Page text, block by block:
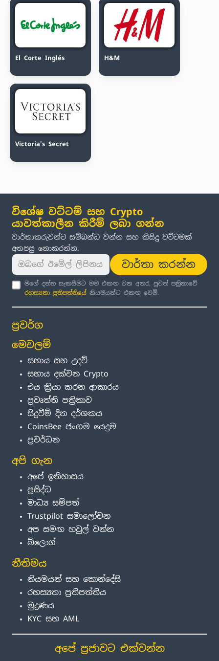
El Corte Inglés H&M
Victoria's Secret
විශේෂ වට්ටම් සහ Crypto
යාවත්කාලීන කිරීම් ලබා ගන්න
වාර්තාකරුවන්ට සම්බන්ධ වන්න සහ කිසිදු වට්ටමක්
අතපසු නොකරන්න.
වාර්තා කරන්න
මගේ දත්ත සැකසීමට මම එකඟ වන අතර, පුවත් පත්‍රිකාවේ
රහස්‍යතා ප්‍රතිපත්තිය ේ නියමයන්ට එකඟ වෙමි.
ප්‍රවර්ග
මෙවලම්
සහාය සහ උදව්
සහාය දක්වන Crypto
එය ක්‍රියා කරන ආකාරය
ප්‍රවෘත්ති පත්‍රිකාව
සිදුවීම් දින දර්ශකය
CoinsBee ජංගම යෙදුම
ප්‍රවර්ධන
අපි ගැන
අපේ ඉතිහාසය
ප්‍රසිද්ධ
මාධ්‍ය සම්පත්
Trustpilot සමාලෝචන
අප සමඟ හවුල් වන්න
බ්ලොග්
නීතිමය
නියමයන් සහ කොන්දේසි
රහස්‍යතා ප්‍රතිපත්තිය
මුද්‍රණය
KYC සහ AML
අපේ ප්‍රජාවට එක්වන්න